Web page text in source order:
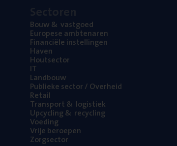
Bouw& vastgoed
Euro­pe­se ambtenaren
Finan­ci­ë­le instellingen
Haven
Hout­sec­tor
IT
Land­bouw
Publie­ke sec­tor / Overheid
Retail
Trans­port& logistiek
Upcy­cling& recycling
Voe­ding
Vrije beroe­pen
Zorg­sec­tor